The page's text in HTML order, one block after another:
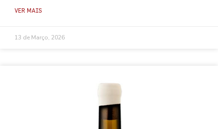
VER MAIS
13 de Março, 2026